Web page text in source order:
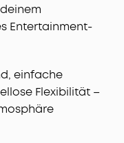
Entertainment-
einfache
Flexibilität –